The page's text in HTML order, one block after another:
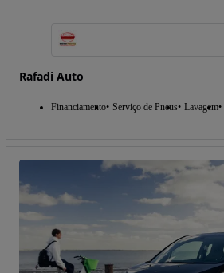
Rafadi Auto
Financiamento Serviço de Pneus Lavagem